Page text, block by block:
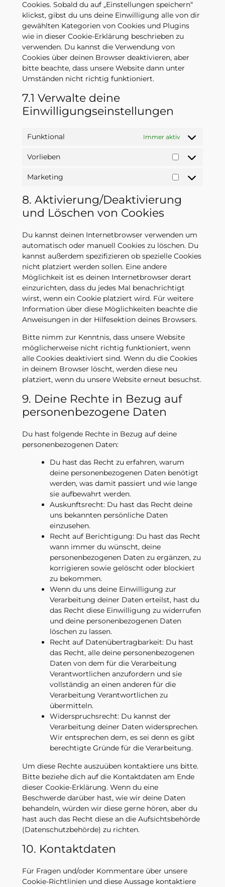
Cookies. Sobald du auf „Einstellungen speichern“
klickst, gibst du uns deine Einwilligung alle von dir
gewählten Kategorien von Cookies und Plugins
wie in dieser Cookie-Erklärung beschrieben zu
verwenden. Du kannst die Verwendung von
Cookies über deinen Browser deaktivieren, aber
bitte beachte, dass unsere Website dann unter
Umständen nicht richtig funktioniert.
7.1 Verwalte deine
Einwilligungseinstellungen
Funktional Immer aktiv
Vorlieben
Vorlieben
Marketing
Marketing
8. Aktivierung/Deaktivierung
und Löschen von Cookies
Du kannst deinen Internetbrowser verwenden um
automatisch oder manuell Cookies zu löschen. Du
kannst außerdem spezifizieren ob spezielle Cookies
nicht platziert werden sollen. Eine andere
Möglichkeit ist es deinen Internetbrowser derart
einzurichten, dass du jedes Mal benachrichtigt
wirst, wenn ein Cookie platziert wird. Für weitere
Information über diese Möglichkeiten beachte die
Anweisungen in der Hilfesektion deines Browsers.
Bitte nimm zur Kenntnis, dass unsere Website
möglicherweise nicht richtig funktioniert, wenn
alle Cookies deaktiviert sind. Wenn du die Cookies
in deinem Browser löscht, werden diese neu
platziert, wenn du unsere Website erneut besuchst.
9. Deine Rechte in Bezug auf
personenbezogene Daten
Du hast folgende Rechte in Bezug auf deine
personenbezogenen Daten:
Du hast das Recht zu erfahren, warum
deine personenbezogenen Daten benötigt
werden, was damit passiert und wie lange
sie aufbewahrt werden.
Auskunftsrecht: Du hast das Recht deine
uns bekannten persönliche Daten
einzusehen.
Recht auf Berichtigung: Du hast das Recht
wann immer du wünscht, deine
personenbezogenen Daten zu ergänzen, zu
korrigieren sowie gelöscht oder blockiert
zu bekommen.
Wenn du uns deine Einwilligung zur
Verarbeitung deiner Daten erteilst, hast du
das Recht diese Einwilligung zu widerrufen
und deine personenbezogenen Daten
löschen zu lassen.
Recht auf Datenübertragbarkeit: Du hast
das Recht, alle deine personenbezogenen
Daten von dem für die Verarbeitung
Verantwortlichen anzufordern und sie
vollständig an einen anderen für die
Verarbeitung Verantwortlichen zu
übermitteln.
Widerspruchsrecht: Du kannst der
Verarbeitung deiner Daten widersprechen.
Wir entsprechen dem, es sei denn es gibt
berechtigte Gründe für die Verarbeitung.
Um diese Rechte auszuüben kontaktiere uns bitte.
Bitte beziehe dich auf die Kontaktdaten am Ende
dieser Cookie-Erklärung. Wenn du eine
Beschwerde darüber hast, wie wir deine Daten
behandeln, würden wir diese gerne hören, aber du
hast auch das Recht diese an die Aufsichtsbehörde
(Datenschutzbehörde) zu richten.
10. Kontaktdaten
Für Fragen und/oder Kommentare über unsere
Cookie-Richtlinien und diese Aussage kontaktiere